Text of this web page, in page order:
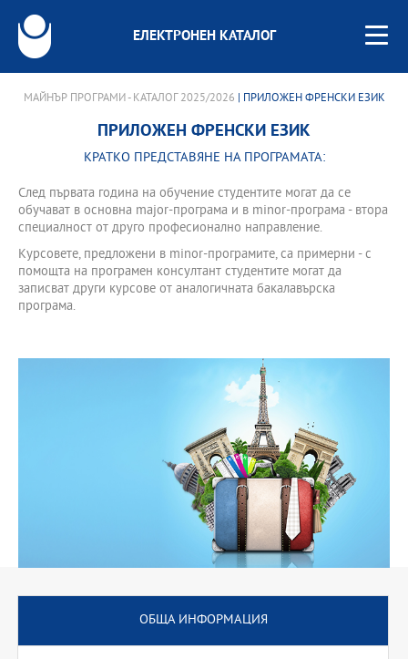
ЕЛЕКТРОНЕН КАТАЛОГ
МАЙНЪР ПРОГРАМИ - КАТАЛОГ 2025/2026 | ПРИЛОЖЕН ФРЕНСКИ ЕЗИК
ПРИЛОЖЕН ФРЕНСКИ ЕЗИК
КРАТКО ПРЕДСТАВЯНЕ НА ПРОГРАМАТА:
След първата година на обучение студентите могат да се
обучават в основна major-програма и в minor-програма - втора
специалност от друго професионално направление.
Курсовете, предложени в minor-програмите, са примерни - с
помощта на програмен консултант студентите могат да
записват други курсове от аналогичната бакалавърска
програма.
ОБЩА ИНФОРМАЦИЯ